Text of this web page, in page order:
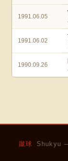
1991.06.05
1991.06.02
1990.09.26
蹴球 Shukyu